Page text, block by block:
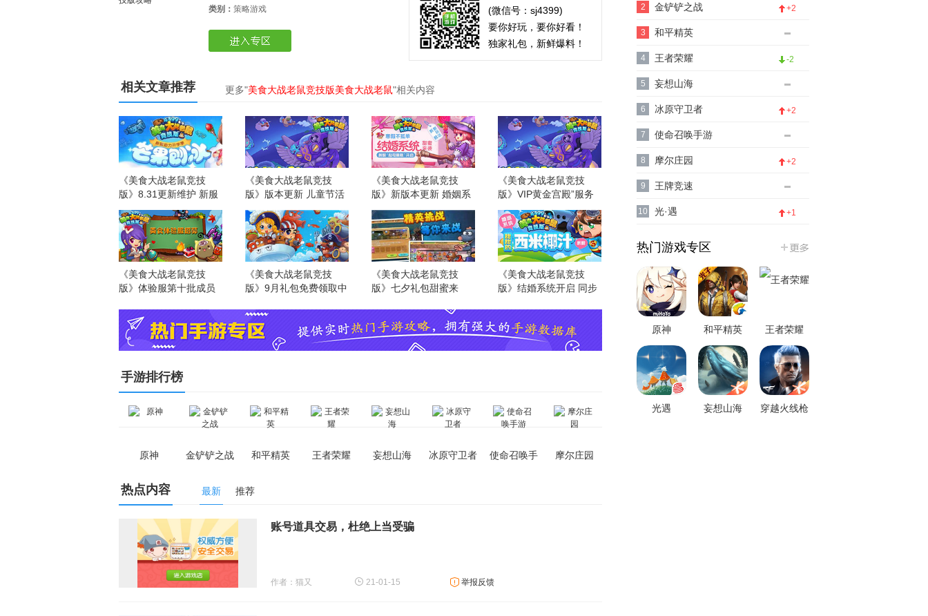
技版 技版游戏资讯
类别： 策略游戏
(微信号：sj4399)
要你好玩，要你好看！
独家礼包，新鲜爆料！
相关文章推荐 更多"美食大战老鼠竞技版美食大战老鼠"相关内容
《美食大战老鼠竞技
版》8.31更新维护 新服
芒果刨冰开启
《美食大战老鼠竞技
版》版本更新 儿童节活
动上线
《美食大战老鼠竞技
版》新版本更新 婚姻系
统正式开启
《美食大战老鼠竞技
版》VIP黄金宫殿”服务
开通公告
《美食大战老鼠竞技
版》体验服第十批成员
《美食大战老鼠竞技
版》9月礼包免费领取中
《美食大战老鼠竞技
版》七夕礼包甜蜜来
《美食大战老鼠竞技
版》结婚系统开启 同步
手游排行榜
原神 金铲铲之战 和平精英 王者荣耀 妄想山海 冰原守卫者
使命召唤手
摩尔庄园
热点内容 最新 推荐
账号道具交易，杜绝上当受骗
作者：猫又 21-01-15 举报反馈
2 金铲铲之战 +2
3 和平精英
4 王者荣耀 -2
5 妄想山海
6 冰原守卫者 +2
7 使命召唤手游
8 摩尔庄园 +2
9 王牌竞速
10 光·遇 +1
热门游戏专区
原神 和平精英 王者荣耀
光遇 妄想山海 穿越火线枪